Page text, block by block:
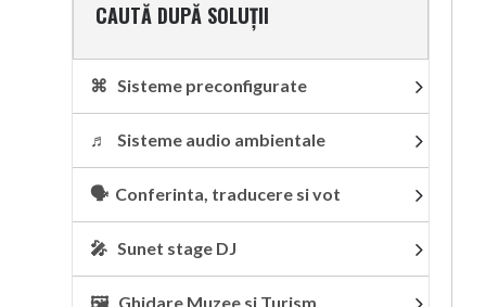
CAUTĂ DUPĂ SOLUȚII
⌘ Sisteme preconfigurate
♬ Sisteme audio ambientale
🗣 Conferinta, traducere si vot
🎤 Sunet stage DJ
🖼 Ghidare Muzee si Turism